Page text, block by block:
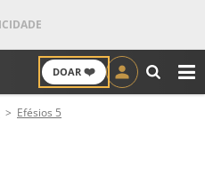
DOAR ❤️
Efésios 5